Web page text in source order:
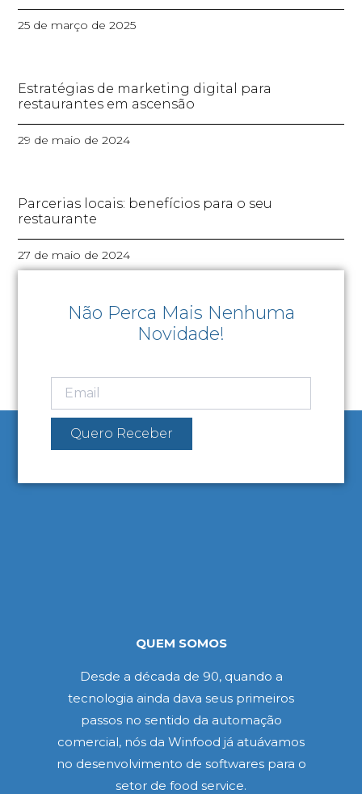
25 de março de 2025
Estratégias de marketing digital para
restaurantes em ascensão
29 de maio de 2024
Parcerias locais: benefícios para o seu
restaurante
27 de maio de 2024
Não Perca Mais Nenhuma
Novidade!
Quero Receber
QUEM SOMOS
Desde a década de 90, quando a
tecnologia ainda dava seus primeiros
passos no sentido da automação
comercial, nós da Winfood já atuávamos
no desenvolvimento de softwares para o
setor de food service.